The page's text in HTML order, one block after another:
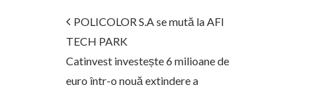
POLICOLOR S.A se mută la AFI
TECH PARK
Catinvest investește 6 milioane de
euro într-o nouă extindere a